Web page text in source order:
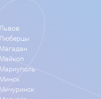
Магадан
Майкоп
Мариуполь
Минск
Мичуринск